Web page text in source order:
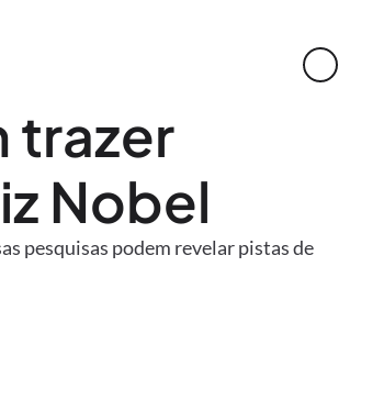
trazer
Nobel
pesquisas podem revelar pistas de